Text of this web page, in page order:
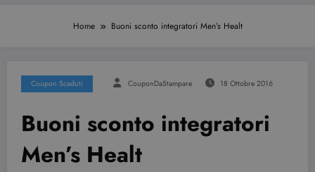
Home Buoni sconto integratori Men’s Healt
Coupon Scaduti CouponDaStampare 18 Ottobre 2016
Buoni sconto integratori
Men’s Healt